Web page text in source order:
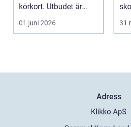
körkort. Utbudet är
stort, prise...
01 juni 2026 31
Adress